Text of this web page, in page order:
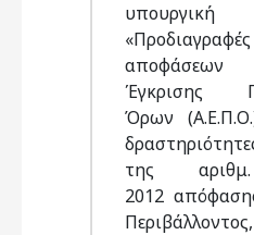
αποφάσεων
Έγκρισης
Όρων
της
2012